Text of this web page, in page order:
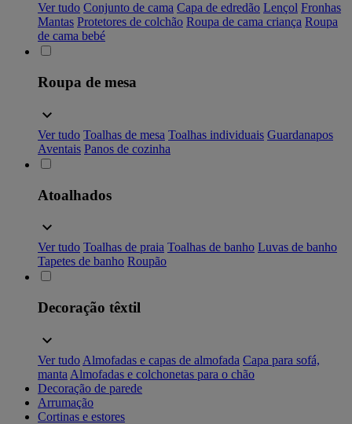
Ver tudo Conjunto de cama Capa de edredão Lençol Fronhas
Mantas Protetores de colchão Roupa de cama criança Roupa
de cama bebé
Roupa de mesa
Ver tudo Toalhas de mesa Toalhas individuais Guardanapos
Aventais Panos de cozinha
Atoalhados
Ver tudo Toalhas de praia Toalhas de banho Luvas de banho
Tapetes de banho Roupão
Decoração têxtil
Ver tudo Almofadas e capas de almofada Capa para sofá,
manta Almofadas e colchonetas para o chão
Decoração de parede
Arrumação
Cortinas e estores